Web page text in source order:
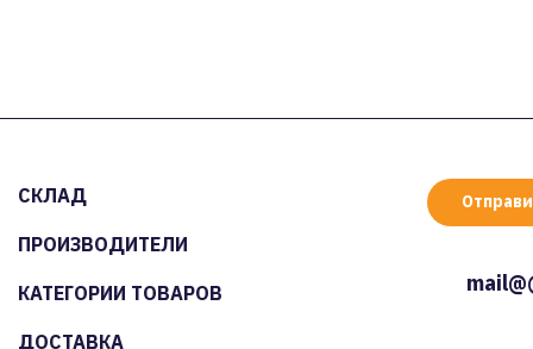
СКЛАД
ПРОИЗВОДИТЕЛИ
КАТЕГОРИИ ТОВАРОВ
ДОСТАВКА